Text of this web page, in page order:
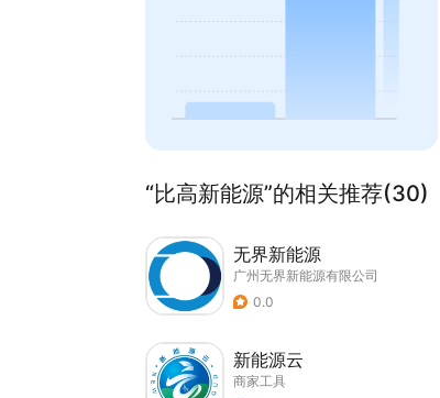
“比高新能源”的相关推荐(30)
无界新能源
广州无界新能源有限公司
0.0
新能源云
商家工具